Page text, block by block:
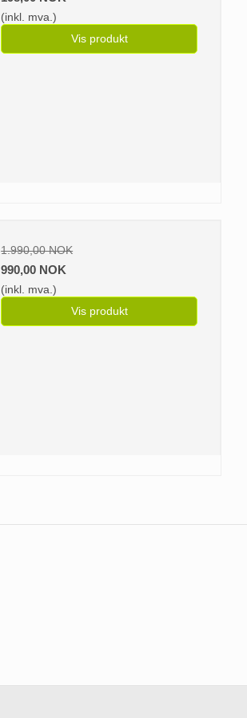
(inkl. mva.)
Vis produkt
1.990,00 NOK
990,00 NOK
(inkl. mva.)
Vis produkt